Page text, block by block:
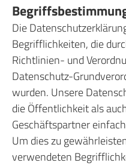
Die
Begrifflichkeiten, die
Richtlinien- und
Datenschutz-
wurden. Unsere
die Öffentlichkeit als
Geschäftspartner
Um dies zu
verwendeten